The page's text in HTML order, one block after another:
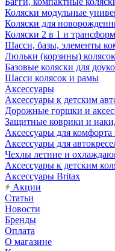
Коляски модульные
Коляски для
Коляски 2 в 1 и
Шасси, базы, элементы
Люльки (корзины)
Базовые коляски для
Шасси колясок и рамы
Аксессуары
Аксессуары к детским
Дорожные горшки и
Защитные коврики и
Аксессуары для комфорта
Аксессуары для
Чехлы летние и
Аксессуары к детским
Аксессуары Britax
Акции
Статьи
Новости
Бренды
Оплата
О магазине